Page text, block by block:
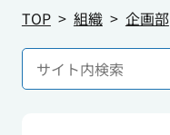
TOP
組織 企画部